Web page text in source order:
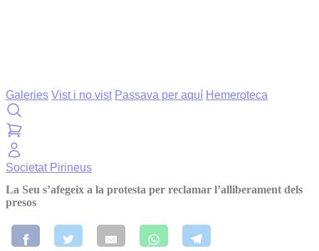
Galeries Vist i no vist Passava per aquí Hemeroteca
Societat Pirineus
La Seu s’afegeix a la protesta per reclamar l’alliberament dels
presos